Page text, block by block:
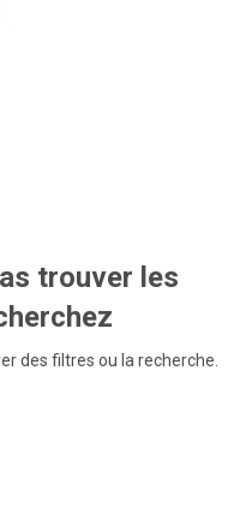
trouver les
des filtres ou la recherche.